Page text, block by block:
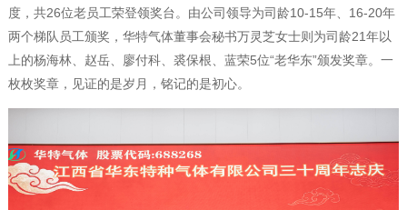
度，共26位老员工荣登领奖台。 由公司领导为司龄10-15年、16-20年
两个梯队员工颁奖，华特气体董事会秘书万灵芝女士则为司龄21年以
上的杨海林、赵岳、廖付科、裘保根、蓝荣5位“老华东”颁发奖章。一
枚枚奖章，见证的是岁月，铭记的是初心。